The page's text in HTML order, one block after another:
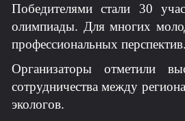
Победителями стали 30
олимпиады. Для многих
профессиональных перспектив.
Организаторы отметили
сотрудничества между
экологов.